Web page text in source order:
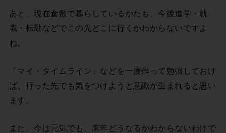
あと、現在倉敷で暮らしているかたも、今後進学・就
職・転勤などでこの先どこに行くかわからないですよ
ね。
「マイ・タイムライン」などを一度作って勉強しておけ
ば、行った先でも気をつけようと意識が生まれると思い
ます。
また、今は元気でも、来年どうなるかわからないわけで